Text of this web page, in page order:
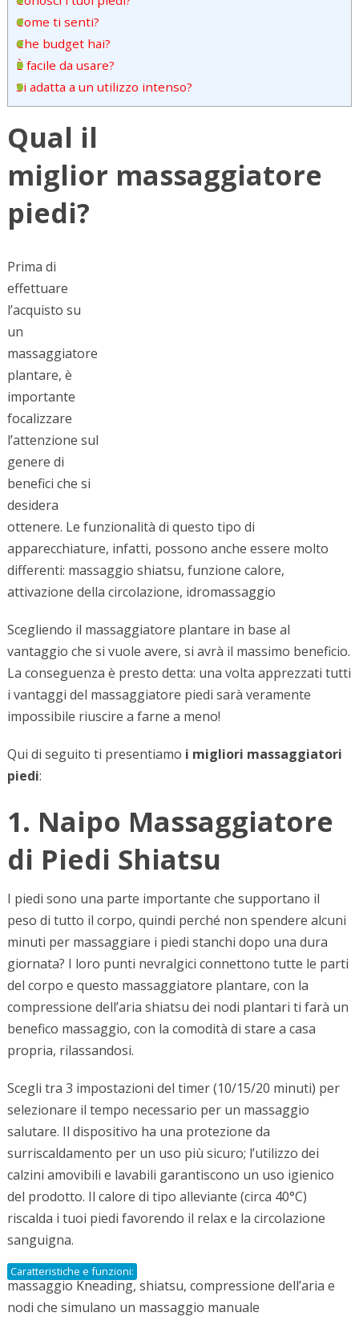
Come ti senti?
Che budget hai?
È facile da usare?
Si adatta a un utilizzo intenso?
Qual il
miglior massaggiatore
piedi?
Prima di
effettuare
l’acquisto su
un
massaggiatore
plantare, è
importante
focalizzare
l’attenzione sul
genere di
benefici che si
desidera
ottenere. Le funzionalità di questo tipo di
apparecchiature, infatti, possono anche essere molto
differenti: massaggio shiatsu, funzione calore,
attivazione della circolazione, idromassaggio
Scegliendo il massaggiatore plantare in base al
vantaggio che si vuole avere, si avrà il massimo beneficio.
La conseguenza è presto detta: una volta apprezzati tutti
i vantaggi del massaggiatore piedi sarà veramente
impossibile riuscire a farne a meno!
Qui di seguito ti presentiamo i migliori massaggiatori
piedi:
1. Naipo Massaggiatore
di Piedi Shiatsu
I piedi sono una parte importante che supportano il
peso di tutto il corpo, quindi perché non spendere alcuni
minuti per massaggiare i piedi stanchi dopo una dura
giornata? I loro punti nevralgici connettono tutte le parti
del corpo e questo massaggiatore plantare, con la
compressione dell’aria shiatsu dei nodi plantari ti farà un
benefico massaggio, con la comodità di stare a casa
propria, rilassandosi.
Scegli tra 3 impostazioni del timer (10/15/20 minuti) per
selezionare il tempo necessario per un massaggio
salutare. Il dispositivo ha una protezione da
surriscaldamento per un uso più sicuro; l’utilizzo dei
calzini amovibili e lavabili garantiscono un uso igienico
del prodotto. Il calore di tipo alleviante (circa 40°C)
riscalda i tuoi piedi favorendo il relax e la circolazione
sanguigna.
Caratteristiche e funzioni:
massaggio Kneading, shiatsu, compressione dell’aria e
nodi che simulano un massaggio manuale